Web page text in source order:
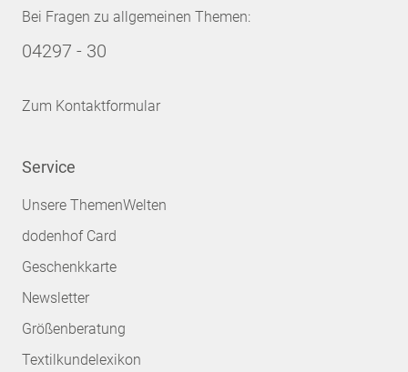
Bei Fragen zu allgemeinen Themen:
04297 - 30
Zum Kontaktformular
Service
Unsere ThemenWelten
dodenhof Card
Geschenkkarte
Newsletter
Größenberatung
Textilkundelexikon